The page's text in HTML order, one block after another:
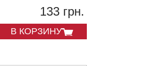
133 грн.
В КОРЗИНУ